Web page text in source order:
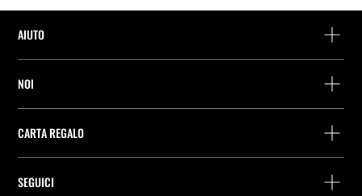
AIUTO
Rintraccia il tuo ordine
Ricerca dei punti di consegna
Preferenze per i cookie
NOI
Società
Company Profile
CARTA REGALO
Acquisto Carta Regalo
SEGUICI